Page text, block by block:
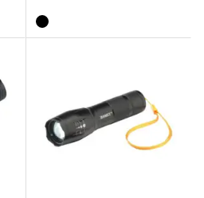
noir